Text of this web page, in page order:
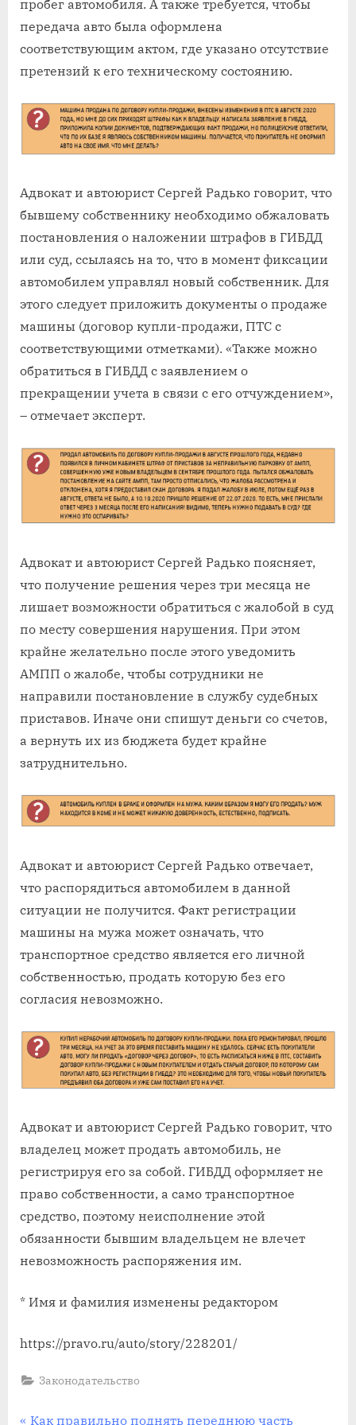
пробег автомобиля. А также требуется, чтобы
передача авто была оформлена
соответствующим актом, где указано отсутствие
претензий к его техническому состоянию.
Адвокат и автоюрист Сергей Радько говорит, что
бывшему собственнику необходимо обжаловать
постановления о наложении штрафов в ГИБДД
или суд, ссылаясь на то, что в момент фиксации
автомобилем управлял новый собственник. Для
этого следует приложить документы о продаже
машины (договор купли-продажи, ПТС с
соответствующими отметками). «Также можно
обратиться в ГИБДД с заявлением о
прекращении учета в связи с его отчуждением»,
– отмечает эксперт.
Адвокат и автоюрист Сергей Радько поясняет,
что получение решения через три месяца не
лишает возможности обратиться с жалобой в суд
по месту совершения нарушения. При этом
крайне желательно после этого уведомить
АМПП о жалобе, чтобы сотрудники не
направили постановление в службу судебных
приставов. Иначе они спишут деньги со счетов,
а вернуть их из бюджета будет крайне
затруднительно.
Адвокат и автоюрист Сергей Радько отвечает,
что распорядиться автомобилем в данной
ситуации не получится. Факт регистрации
машины на мужа может означать, что
транспортное средство является его личной
собственностью, продать которую без его
согласия невозможно.
Адвокат и автоюрист Сергей Радько говорит, что
владелец может продать автомобиль, не
регистрируя его за собой. ГИБДД оформляет не
право собственности, а само транспортное
средство, поэтому неисполнение этой
обязанности бывшим владельцем не влечет
невозможность распоряжения им.
* Имя и фамилия изменены редактором
https://pravo.ru/auto/story/228201/
Законодательство
П
Как правильно поднять переднюю часть